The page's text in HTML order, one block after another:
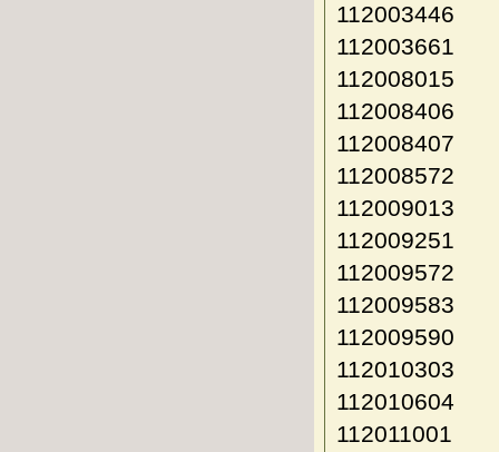
112003446
112003661
112008015
112008406
112008407
112008572
112009013
112009251
112009572
112009583
112009590
112010303
112010604
112011001